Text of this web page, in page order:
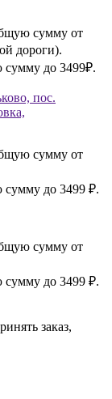
сумму от
дороги).
сумму до 3499₽.
пос.
сумму от
сумму до 3499 ₽.
сумму от
сумму до 3499 ₽.
заказ,